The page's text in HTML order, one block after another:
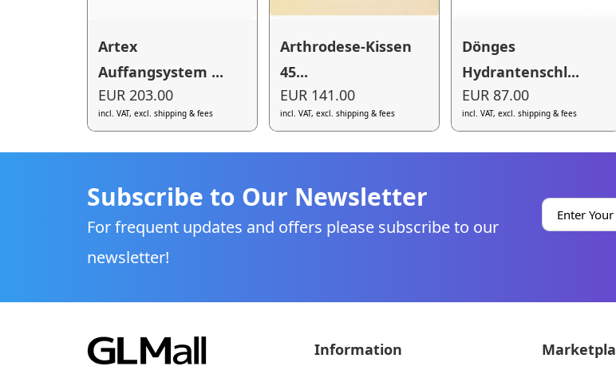
Artex
Auffangsystem ...
EUR 203.00
incl. VAT, excl. shipping & fees
Arthrodese-Kissen
45...
EUR 141.00
incl. VAT, excl. shipping & fees
Dönges
Hydrantenschl...
EUR 87.00
incl. VAT, excl. shipping & fees
Subscribe to Our Newsletter
For frequent updates and offers please subscribe to our
newsletter!
Information